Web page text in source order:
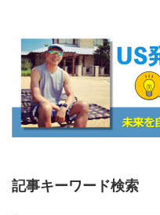
記事キーワード検索